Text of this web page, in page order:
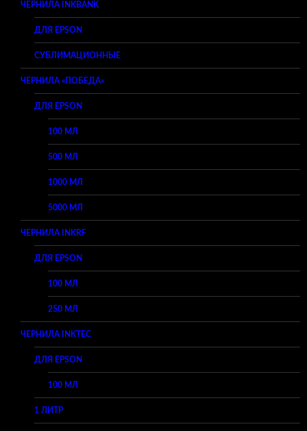
ЧЕРНИЛА INKBANK
ДЛЯ EPSON
СУБЛИМАЦИОННЫЕ
ЧЕРНИЛА «ПОБЕДА»
ДЛЯ EPSON
100 МЛ
500 МЛ
1000 МЛ
5000 МЛ
ЧЕРНИЛА INKRF
ДЛЯ EPSON
100 МЛ
250 МЛ
ЧЕРНИЛА INKTEC
ДЛЯ EPSON
100 МЛ
1 ЛИТР